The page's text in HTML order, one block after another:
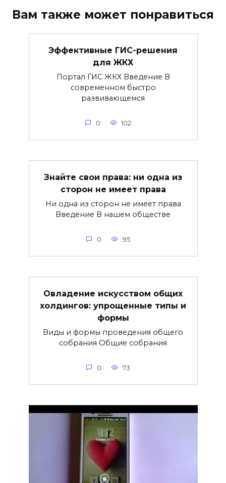
Вам также может понравиться
Эффективные ГИС-решения
для ЖКХ
Портал ГИС ЖКХ Введение В
современном быстро
развивающемся
0 102
Знайте свои права: ни одна из
сторон не имеет права
Ни одна из сторон не имеет права
Введение В нашем обществе
0 95
Овладение искусством общих
холдингов: упрощенные типы и
формы
Виды и формы проведения общего
собрания Общие собрания
0 73